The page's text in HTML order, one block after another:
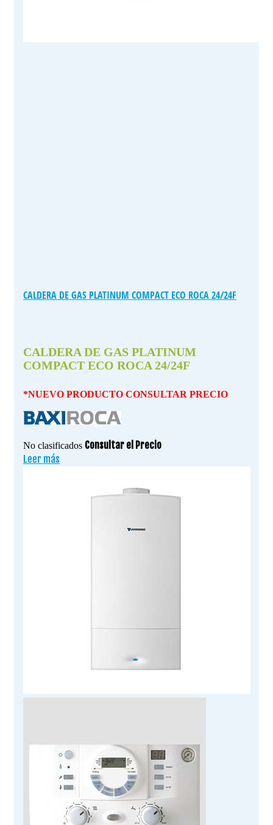
CALDERA DE GAS PLATINUM COMPACT ECO ROCA 24/24F
CALDERA DE GAS PLATINUM
COMPACT ECO ROCA 24/24F
*NUEVO PRODUCTO CONSULTAR PRECIO
No clasificados Consultar el Precio
Leer más